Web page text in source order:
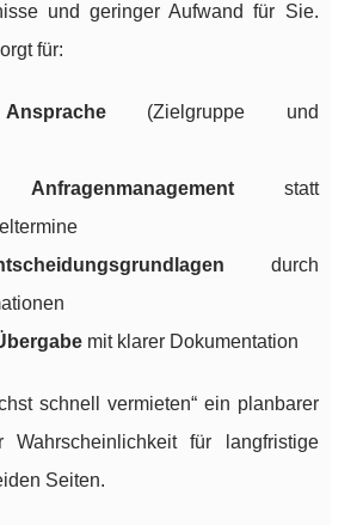
und geringer Aufwand für Sie.
für:
(Zielgruppe und
statt
durch
mit klarer Dokumentation
schnell vermieten“ ein planbarer
Wahrscheinlichkeit für langfristige
Seiten.